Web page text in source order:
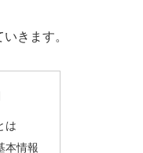
きます。
は
本情報